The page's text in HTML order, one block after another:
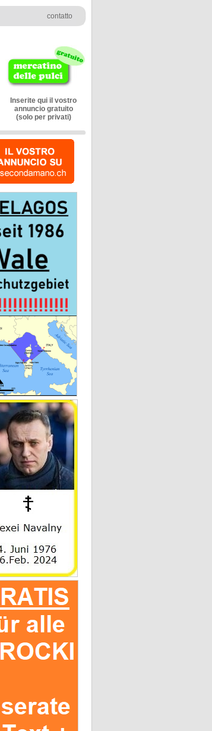
contatto
Inserite qui il vostro
annuncio gratuito
(solo per privati)